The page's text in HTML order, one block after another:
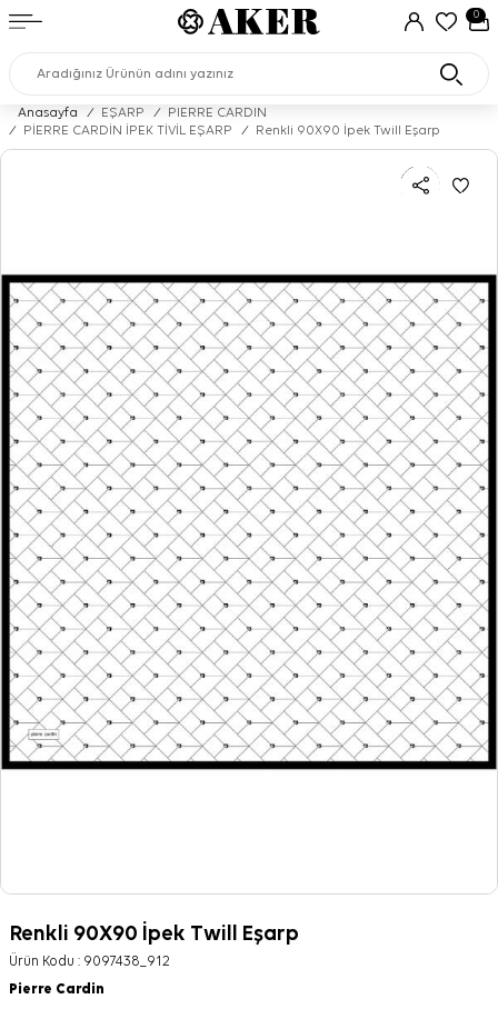
0
Anasayfa / EŞARP /
PIERRE CARDIN
/
PİERRE CARDİN İPEK TİVİL EŞARP / Renkli 90X90 İpek Twill Eşarp
Renkli 90X90 İpek Twill Eşarp
Ürün Kodu : 9097438_912
Pierre Cardin